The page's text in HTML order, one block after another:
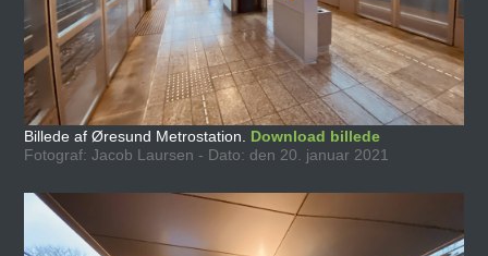
Billede af Øresund Metrostation. Download billede
Fotograf: Jacob Laursen - Dato: den 20. januar 2021